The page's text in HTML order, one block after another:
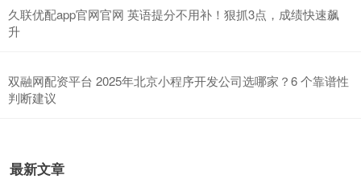
久联优配app官网官网 英语提分不用补！狠抓3点，成绩快速飙
升
双融网配资平台 2025年北京小程序开发公司选哪家？6 个靠谱性
判断建议
最新文章